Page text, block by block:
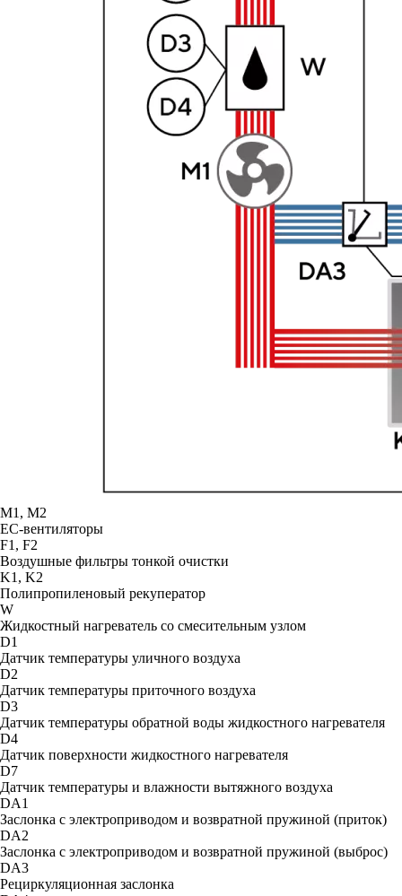
М1, М2
ЕС-вентиляторы
F1, F2
Воздушные фильтры тонкой очистки
K1, K2
Полипропиленовый рекуператор
W
Жидкостный нагреватель со смесительным узлом
D1
Датчик температуры уличного воздуха
D2
Датчик температуры приточного воздуха
D3
Датчик температуры обратной воды жидкостного нагревателя
D4
Датчик поверхности жидкостного нагревателя
D7
Датчик температуры и влажности вытяжного воздуха
DA1
Заслонка с электроприводом и возвратной пружиной (приток)
DA2
Заслонка с электроприводом и возвратной пружиной (выброс)
DA3
Рециркуляционная заслонка